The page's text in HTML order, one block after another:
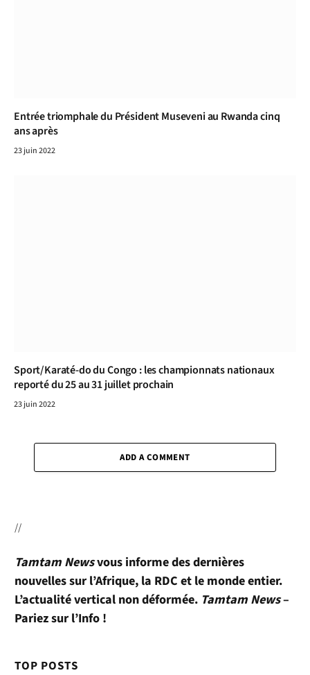
Entrée triomphale du Président Museveni au Rwanda cinq
ans après
23 juin 2022
Sport/Karaté-do du Congo : les championnats nationaux
reporté du 25 au 31 juillet prochain
23 juin 2022
ADD A COMMENT
//
Tamtam Newsvous informe des dernières
nouvelles sur l’Afrique, la RDC et le monde entier.
L’actualité vertical non déformée. Tamtam News–
Pariez sur l’Info !
TOP POSTS